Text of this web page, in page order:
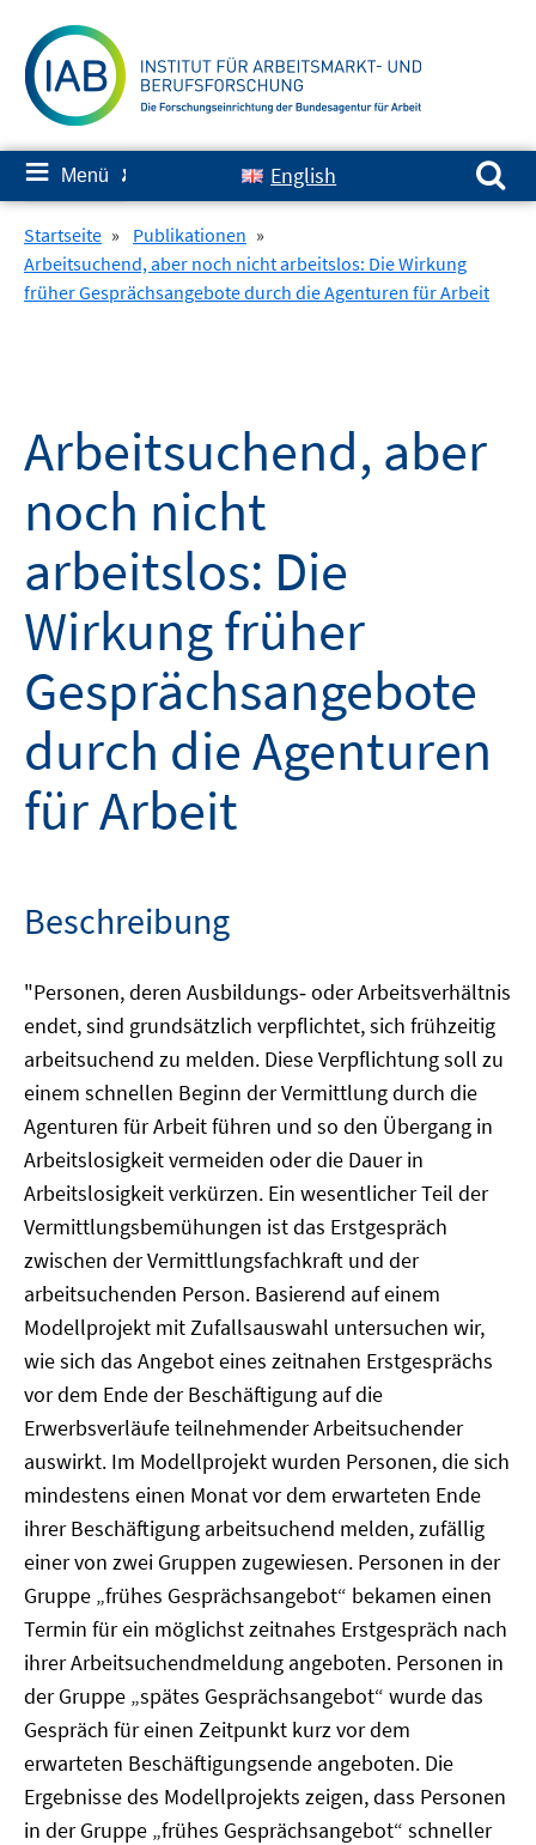
zum
Inhalt
≡ Menü ✘ English
Suchen nach:
Startseite » Publikationen »
Arbeitsuchend, aber noch nicht arbeitslos: Die Wirkung
früher Gesprächsangebote durch die Agenturen für Arbeit
Arbeitsuchend, aber
noch nicht
arbeitslos: Die
Wirkung früher
Gesprächsangebote
durch die Agenturen
für Arbeit
Beschreibung
"Personen, deren Ausbildungs‑ oder Arbeitsverhältnis
endet, sind grundsätzlich verpflichtet, sich frühzeitig
arbeitsuchend zu melden. Diese Verpflichtung soll zu
einem schnellen Beginn der Vermittlung durch die
Agenturen für Arbeit führen und so den Übergang in
Arbeitslosigkeit vermeiden oder die Dauer in
Arbeitslosigkeit verkürzen. Ein wesentlicher Teil der
Vermittlungsbemühungen ist das Erstgespräch
zwischen der Vermittlungsfachkraft und der
arbeitsuchenden Person. Basierend auf einem
Modellprojekt mit Zufallsauswahl untersuchen wir,
wie sich das Angebot eines zeitnahen Erstgesprächs
vor dem Ende der Beschäftigung auf die
Erwerbsverläufe teilnehmender Arbeitsuchender
auswirkt. Im Modellprojekt wurden Personen, die sich
mindestens einen Monat vor dem erwarteten Ende
ihrer Beschäftigung arbeitsuchend melden, zufällig
einer von zwei Gruppen zugewiesen. Personen in der
Gruppe „frühes Gesprächsangebot“ bekamen einen
Termin für ein möglichst zeitnahes Erstgespräch nach
ihrer Arbeitsuchendmeldung angeboten. Personen in
der Gruppe „spätes Gesprächsangebot“ wurde das
Gespräch für einen Zeitpunkt kurz vor dem
erwarteten Beschäftigungsende angeboten. Die
Ergebnisse des Modellprojekts zeigen, dass Personen
in der Gruppe „frühes Gesprächsangebot“ schneller